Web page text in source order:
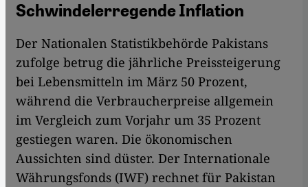
Schwindelerregende Inflation
Der Nationalen Statistikbehörde Pakistans
zufolge betrug die jährliche Preissteigerung
bei Lebensmitteln im März 50 Prozent,
während die Verbraucherpreise allgemein
im Vergleich zum Vorjahr um 35 Prozent
gestiegen waren. Die ökonomischen
Aussichten sind düster. Der Internationale
Währungsfonds (IWF) rechnet für Pakistan